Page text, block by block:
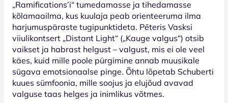
„Ramifications’i“ tumedamasse ja tihedamasse
kõlamaailma, kus kuulaja peab orienteeruma ilma
harjumuspäraste tugipunktideta. Pēteris Vasksi
viiulikontsert „Distant Light“ („Kauge valgus“) otsib
vaikset ja habrast helgust – valgust, mis ei ole veel
käes, kuid mille poole pürgimine annab muusikale
sügava emotsionaalse pinge. Õhtu lõpetab Schuberti
kuues sümfoonia, mille soojus ja elujõud avavad
valguse taas helges ja inimlikus võtmes.